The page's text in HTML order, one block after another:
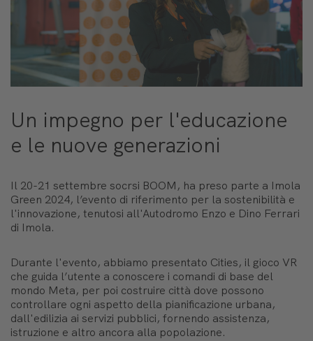
Un impegno per l'educazione
e le nuove generazioni
Il 20-21 settembre socrsi BOOM, ha preso parte a Imola
Green 2024, l’evento di riferimento per la sostenibilità e
l'innovazione, tenutosi all'Autodromo Enzo e Dino Ferrari
di Imola.
Durante l'evento, abbiamo presentato Cities, il gioco VR
che guida l’utente a conoscere i comandi di base del
mondo Meta, per poi costruire città dove possono
controllare ogni aspetto della pianificazione urbana,
dall'edilizia ai servizi pubblici, fornendo assistenza,
istruzione e altro ancora alla popolazione.